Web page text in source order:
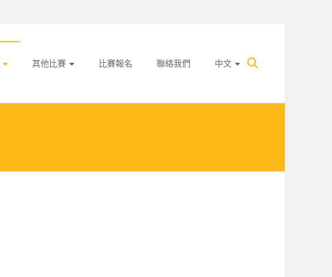
其他比賽 比賽報名 聯絡我們 中文